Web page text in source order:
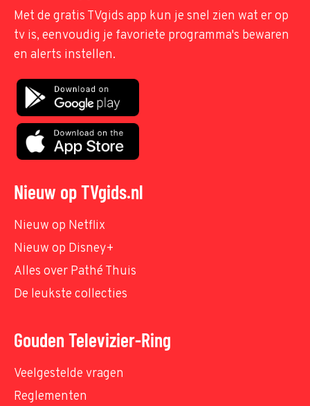
Met de gratis TVgids app kun je snel zien wat er op
tv is, eenvoudig je favoriete programma's bewaren
en alerts instellen.
Nieuw op TVgids.nl
Nieuw op Netflix
Nieuw op Disney+
Alles over Pathé Thuis
De leukste collecties
Gouden Televizier-Ring
Veelgestelde vragen
Reglementen